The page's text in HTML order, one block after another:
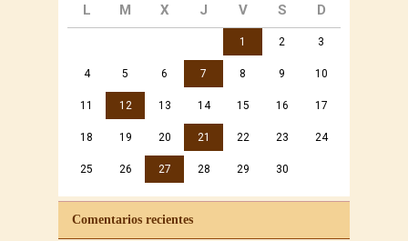
L M X J V S D
1 2 3
4 5 6 7 8 9 10
11 12 13 14 15 16 17
18 19 20 21 22 23 24
25 26 27 28 29 30
Comentarios recientes